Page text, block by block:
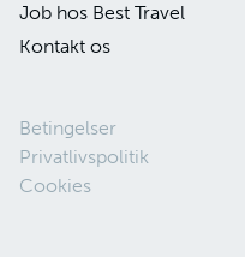
Job hos Best Travel
Kontakt os
Betingelser
Privatlivspolitik
Cookies